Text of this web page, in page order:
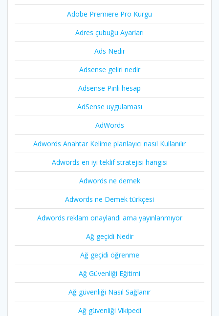
Adobe Premiere Pro Kurgu
Adres çubuğu Ayarları
Ads Nedir
Adsense geliri nedir
Adsense Pinli hesap
AdSense uygulaması
AdWords
Adwords Anahtar Kelime planlayıcı nasıl Kullanılır
Adwords en iyi teklif stratejisi hangisi
Adwords ne demek
Adwords ne Demek türkçesi
Adwords reklam onaylandi ama yayınlanmıyor
Ağ geçidi Nedir
Ağ geçidi öğrenme
Ağ Güvenliği Eğitimi
Ağ güvenliği Nasıl Sağlanır
Ağ güvenliği Vikipedi